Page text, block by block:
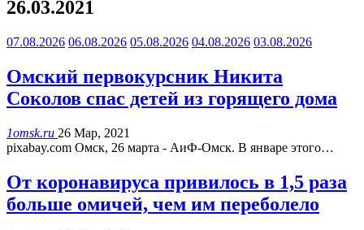
26.03.2021
07.08.2026 06.08.2026 05.08.2026 04.08.2026 03.08.2026
Омский первокурсник Никита
Соколов спас детей из горящего дома
1omsk.ru 26 Мар, 2021
pixabay.com Омск, 26 марта - АиФ-Омск. В январе этого…
От коронавируса привилось в 1,5 раза
больше омичей, чем им переболело